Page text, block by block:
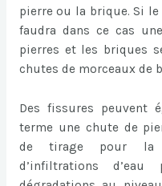
pierre ou la brique. Si
faudra dans ce cas
pierres et les briques
chutes de morceaux de
Des fissures peuvent
terme une chute de
de tirage pour la
d’infiltrations